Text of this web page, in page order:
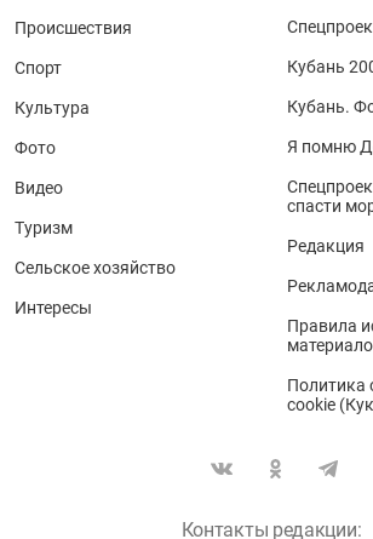
Происшествия
Спорт
Культура
Фото
Видео
Туризм
Сельское хозяйство
Интересы
Кубань
Кубань.
Я помню
спасти
Редакция
Правила
Политика
cookie
Контакты редакции: